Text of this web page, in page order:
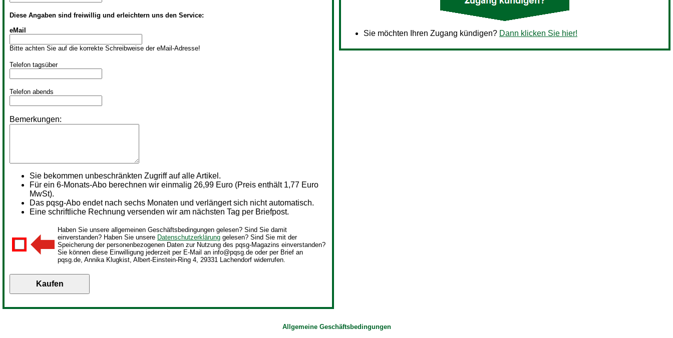
Diese Angaben sind freiwillig und erleichtern uns den Service:
eMail
Bitte achten Sie auf die korrekte Schreibweise der eMail-Adresse!
Telefon tagsüber
Telefon abends
Bemerkungen:
Sie bekommen unbeschränkten Zugriff auf alle Artikel.
Für ein 6-Monats-Abo berechnen wir einmalig 26,99 Euro (Preis enthält 1,77 Euro
MwSt).
Das pqsg-Abo endet nach sechs Monaten und verlängert sich nicht automatisch.
Eine schriftliche Rechnung versenden wir am nächsten Tag per Briefpost.
Haben Sie unsere allgemeinen Geschäftsbedingungen gelesen? Sind Sie damit
einverstanden? Haben Sie unsere Datenschutzerklärung gelesen? Sind Sie mit der
Speicherung der personenbezogenen Daten zur Nutzung des pqsg-Magazins einverstanden?
Sie können diese Einwilligung jederzeit per E-Mail an info@pqsg.de oder per Brief an
pqsg.de, Annika Klugkist, Albert-Einstein-Ring 4, 29331 Lachendorf widerrufen.
Sie möchten Ihren Zugang kündigen? Dann klicken Sie hier!
Allgemeine Geschäftsbedingungen